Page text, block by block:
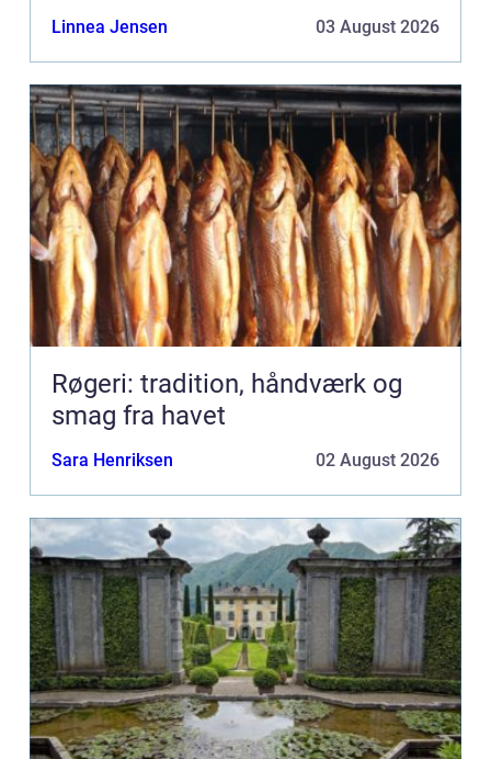
Linnea Jensen 03 August 2026
Røgeri: tradition, håndværk og
smag fra havet
Sara Henriksen 02 August 2026